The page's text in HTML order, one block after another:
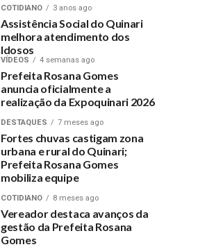
COTIDIANO 3 anos ago
Assistência Social do Quinari
melhora atendimento dos
Idosos
VÍDEOS 4 semanas ago
Prefeita Rosana Gomes
anuncia oficialmente a
realização da Expoquinari 2026
DESTAQUES 7 meses ago
Fortes chuvas castigam zona
urbana e rural do Quinari;
Prefeita Rosana Gomes
mobiliza equipe
COTIDIANO 8 meses ago
Vereador destaca avanços da
gestão da Prefeita Rosana
Gomes